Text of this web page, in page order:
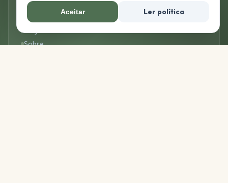
Início
Projetos
Sobre
Aceitar Ler política